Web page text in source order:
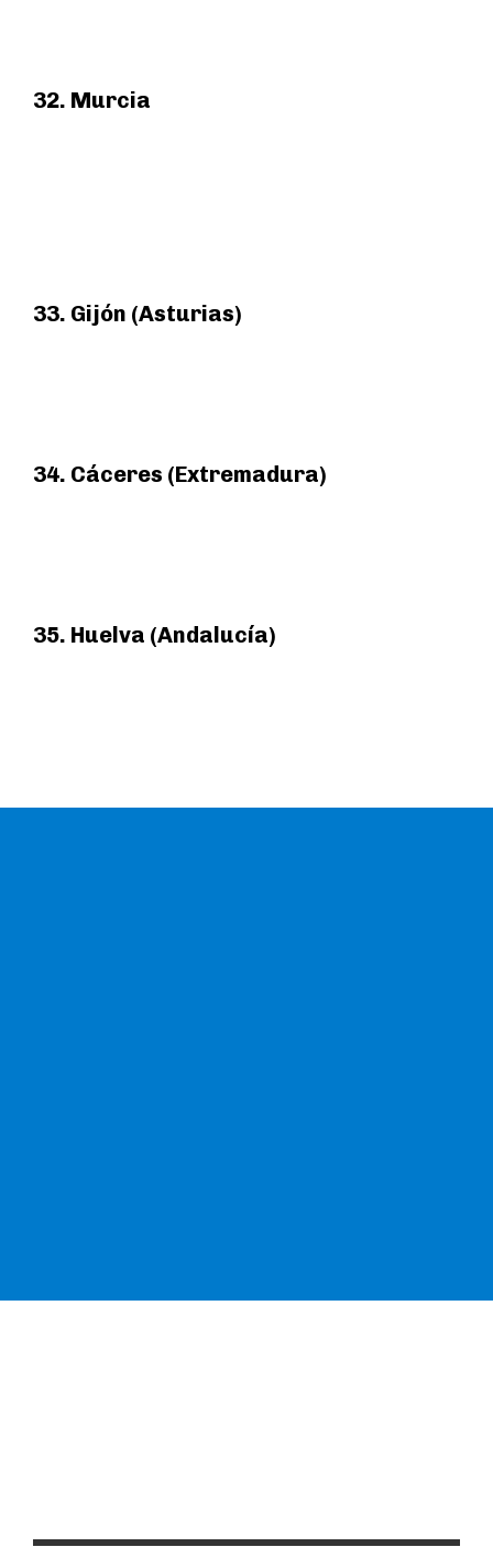
32. Murcia
33. Gijón (Asturias)
34. Cáceres (Extremadura)
35. Huelva (Andalucía)